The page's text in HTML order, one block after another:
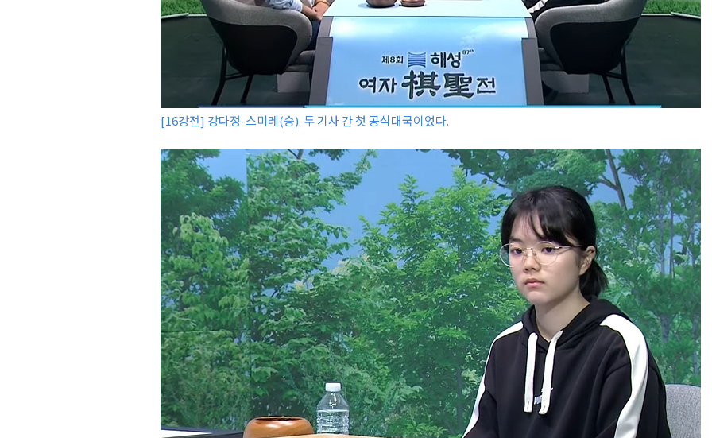
[16강전] 강다정-스미레(승). 두 기사 간 첫 공식대국이었다.